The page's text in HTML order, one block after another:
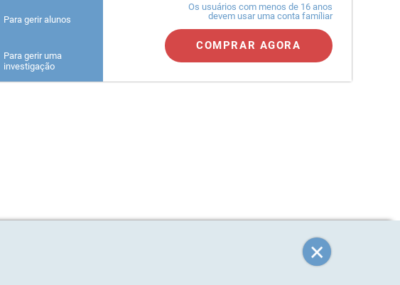
Para gerir alunos
Para gerir uma
investigação
Os usuários com menos de 16 anos
devem usar uma conta famíliar
COMPRAR AGORA